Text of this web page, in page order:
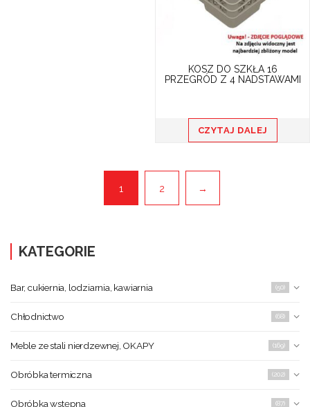
KOSZ DO SZKŁA 16
PRZEGRÓD Z 4 NADSTAWAMI
CZYTAJ DALEJ
1 2 →
KATEGORIE
Bar, cukiernia, lodziarnia, kawiarnia (50)
Chłodnictwo (68)
Meble ze stali nierdzewnej, OKAPY (169)
Obróbka termiczna (202)
Obróbka wstępna (87)